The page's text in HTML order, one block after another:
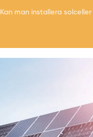
Kan man installera